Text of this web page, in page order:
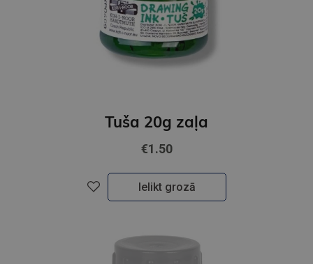
Tuša 20g zaļa
€1.50
Ielikt grozā